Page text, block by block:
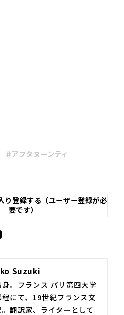
#アフタヌーンティ
り登録する（ユーザー登録が必
要です）
Suzuki
。フランス パリ第四大学
程にて、19世紀フランス文
翻訳家、ライターとして